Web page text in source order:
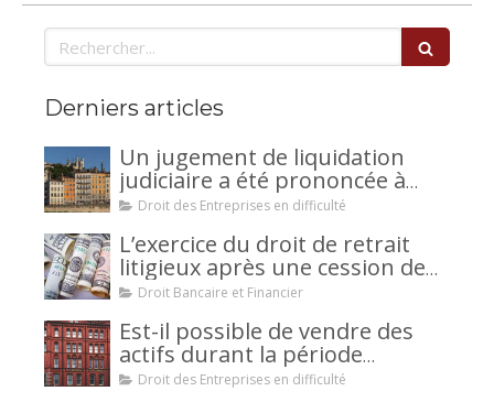
Rechercher
Derniers articles
Un jugement de liquidation
judiciaire a été prononcée à
votre encontre : comment
Droit des Entreprises en difficulté
L’exercice du droit de retrait
litigieux après une cession de
créance : un mécanisme
la caution.
Droit Bancaire et Financier
Est-il possible de vendre des
actifs durant la période
d’observation d’un
Droit des Entreprises en difficulté